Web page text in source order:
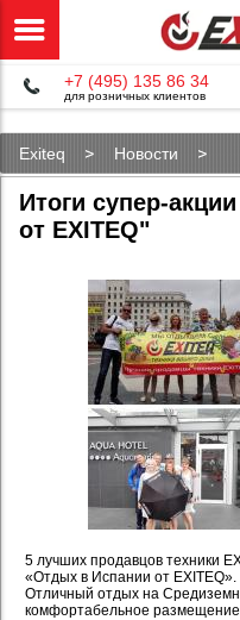
+7 (495) 135 86 34
для розничных клиентов
Exiteq
Новости
Итоги супер-акции
Итоги супер-
от EXITEQ"
5 лучших продавцов техники
«Отдых в Испании от EXITEQ».
Отличный отдых на
комфортабельное